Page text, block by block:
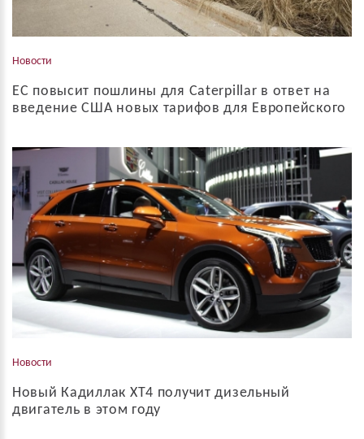
Новости
ЕС повысит пошлины для Caterpillar в ответ на
введение США новых тарифов для Европейского
Caterpillar будет одной из компаний, продукция которых может
быть обложена дополнительными пошлинами в Евросоюзе, в
ответ на повышение Дональдом Трампом ввозных тарифов на
европейские автомобили, сооб...
Новости
Новый Кадиллак XT4 получит дизельный
двигатель в этом году